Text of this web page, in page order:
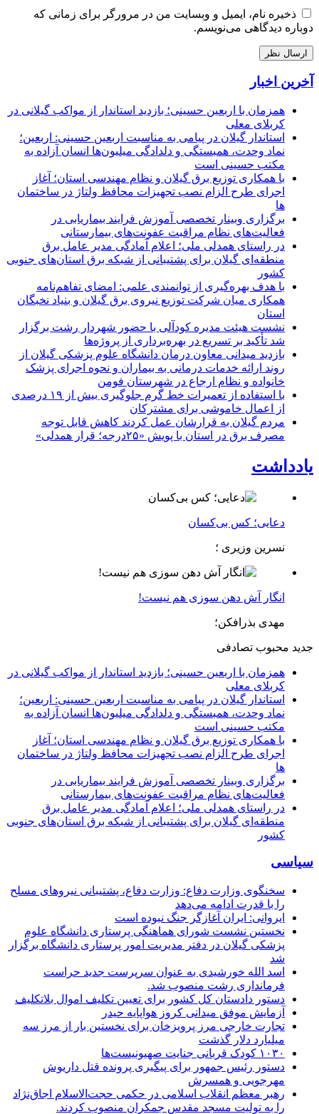
ذخیره نام، ایمیل و وبسایت من در مرورگر برای زمانی که
دوباره دیدگاهی می‌نویسم.
آخرین اخبار
همزمان با اربعین حسینی؛ بازدید استاندار از مواکب گیلانی در
کربلای معلی
استاندار گیلان در پیامی به مناسبت اربعین حسینی: اربعین؛
نماد وحدت، همبستگی و دلدادگی میلیون‌ها انسان آزاده به
مکتب حسینی است
با همکاری توزیع برق گیلان و نظام مهندسی استان؛ آغاز
اجرای طرح الزام نصب تجهیزات محافظ ولتاژ در ساختمان
ها
برگزاری وبینار تخصصی آموزش فرایند بیماریابی در
فعالیت‌های نظام مراقبت عفونت‌های بیمارستانی
در راستای همدلی ملی؛ اعلام آمادگی مدیر عامل برق
منطقه‌ای گیلان برای پشتیبانی از شبكه برق استان‌های جنوبی
كشور
با هدف بهره‌گیری از توانمندی علمی: امضای تفاهم‌نامه
همكاری میان شركت توزیع نیروی برق گیلان و بنیاد نخبگان
استان
نشست هیئت مدیره کودآلی با حضور شهردار رشت برگزار
شد تأکید بر تسریع در بهره‌برداری از پروژه‌ها
بازدید میدانی معاون درمان دانشگاه علوم پزشکی گیلان از
روند ارائه خدمات درمانی به بیماران و نحوه اجرای پزشک
خانواده و نظام ارجاع در شهرستان فومن
با استفاده از تعمیرات خط گرم جلوگیری بیش از ۱۹ درصدی
از اعمال خاموشی برای مشتركان
مردم گیلان به قرارشان عمل کردند كاهش قابل توجه
مصرف برق در استان با پویش «۲۵درجه؛ قرار همدلی»
یادداشت
دعایی؛ کس بی‌کسان
نسرین وزیری ؛
انگار آش دهن سوزی هم نیست!
مهدی بذرافکن؛
جدید محبوب تصادفی
همزمان با اربعین حسینی؛ بازدید استاندار از مواکب گیلانی در
کربلای معلی
استاندار گیلان در پیامی به مناسبت اربعین حسینی: اربعین؛
نماد وحدت، همبستگی و دلدادگی میلیون‌ها انسان آزاده به
مکتب حسینی است
با همکاری توزیع برق گیلان و نظام مهندسی استان؛ آغاز
اجرای طرح الزام نصب تجهیزات محافظ ولتاژ در ساختمان
ها
برگزاری وبینار تخصصی آموزش فرایند بیماریابی در
فعالیت‌های نظام مراقبت عفونت‌های بیمارستانی
در راستای همدلی ملی؛ اعلام آمادگی مدیر عامل برق
منطقه‌ای گیلان برای پشتیبانی از شبكه برق استان‌های جنوبی
كشور
سیاسی
سخنگوی وزارت دفاع: وزارت دفاع، پشتیبانی نیرو‌های مسلح
را با قدرت ادامه می‌دهد
ایروانی: ایران آغازگر جنگ نبوده است
نخستین نشست شورای هماهنگی پرستاری دانشگاه علوم
پزشکی گیلان در دفتر مدیریت امور پرستاری دانشگاه برگزار
شد
اسد الله خورشیدی به عنوان سرپرست جدید حراست
فرمانداری رشت منصوب شد.
دستور دادستان کل کشور برای تعیین تکلیف اموال بلاتکلیف
آزمایش موفق میدانی کروز هواپایه حیدر
تجارت خارجی مرز پرویزخان برای نخستین بار از مرز سه
میلیارد دلار گذشت
۱۰۳۰ کودک قربانی جنایت صهیونیست‌ها
دستور رئیس جمهور برای پیگیری پرونده قتل داریوش
مهرجویی و همسرش
رهبر معظم انقلاب اسلامی در حکمی حجت‌الاسلام اجاق‌نژاد
را به تولیت مسجد مقدس جمکران منصوب کردند.